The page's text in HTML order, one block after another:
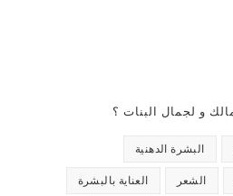
و لجمال البنات ؟
البشرة الدهنية
الشعر العناية بالبشرة